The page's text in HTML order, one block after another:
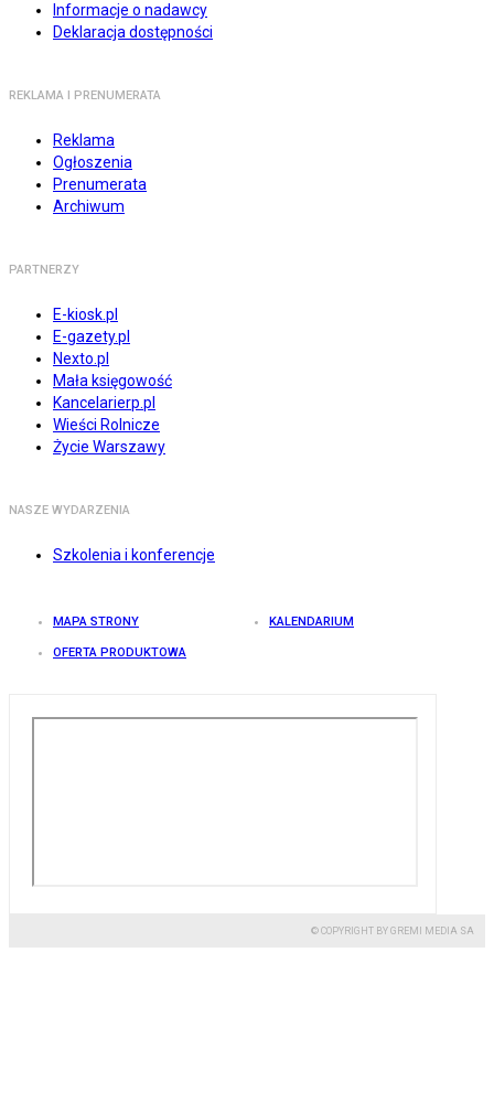
Informacje o nadawcy
Deklaracja dostępności
REKLAMA I PRENUMERATA
Reklama
Ogłoszenia
Prenumerata
Archiwum
PARTNERZY
E-kiosk.pl
E-gazety.pl
Nexto.pl
Mała księgowość
Kancelarierp.pl
Wieści Rolnicze
Życie Warszawy
NASZE WYDARZENIA
Szkolenia i konferencje
MAPA STRONY KALENDARIUM
OFERTA PRODUKTOWA
© COPYRIGHT BY GREMI MEDIA SA